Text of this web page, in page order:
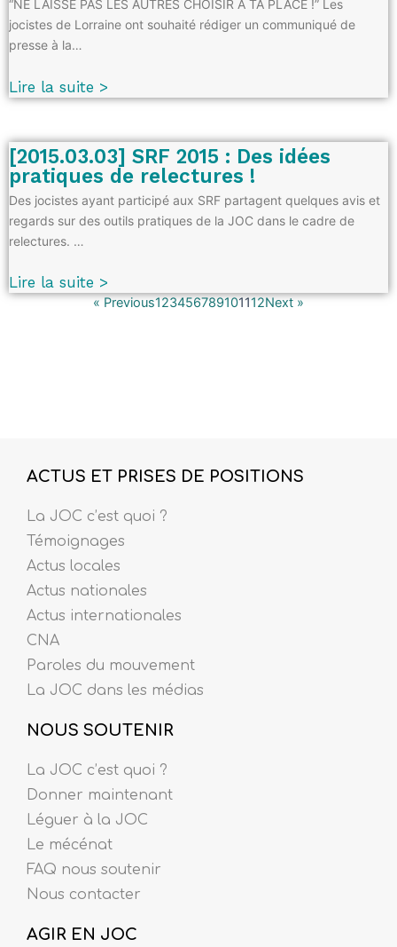
“NE LAISSE PAS LES AUTRES CHOISIR A TA PLACE !” Les
jocistes de Lorraine ont souhaité rédiger un communiqué de
presse à la…
Lire la suite >
[2015.03.03] SRF 2015 : Des idées
pratiques de relectures !
Des jocistes ayant participé aux SRF partagent quelques avis et
regards sur des outils pratiques de la JOC dans le cadre de
relectures. …
Lire la suite >
« Previous123456789101112Next »
ACTUS ET PRISES DE POSITIONS
La JOC c’est quoi ?
Témoignages
Actus locales
Actus nationales
Actus internationales
CNA
Paroles du mouvement
La JOC dans les médias
NOUS SOUTENIR
La JOC c’est quoi ?
Donner maintenant
Léguer à la JOC
Le mécénat
FAQ nous soutenir
Nous contacter
AGIR EN JOC